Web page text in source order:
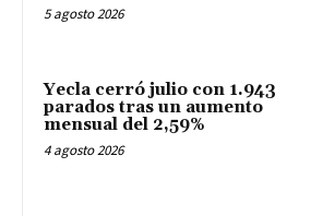
5 agosto 2026
Yecla cerró julio con 1.943
parados tras un aumento
mensual del 2,59%
4 agosto 2026